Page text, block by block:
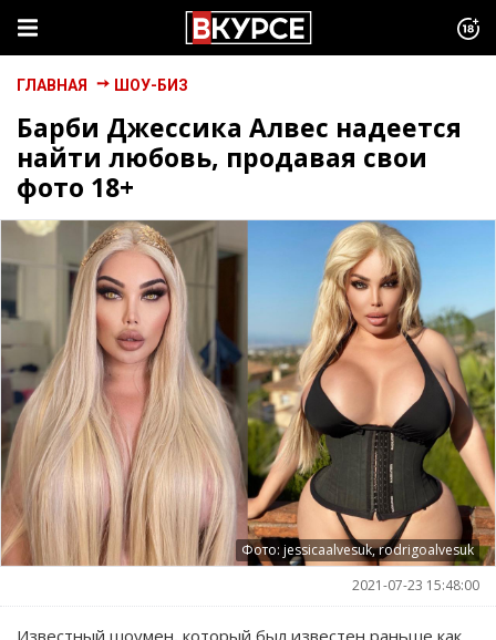
ГЛАВНАЯ ШОУ-БИЗ
Барби Джессика Алвес надеется
найти любовь, продавая свои
фото 18+
Фото: jessicaalvesuk, rodrigoalvesuk
2021-07-23 15:48:00